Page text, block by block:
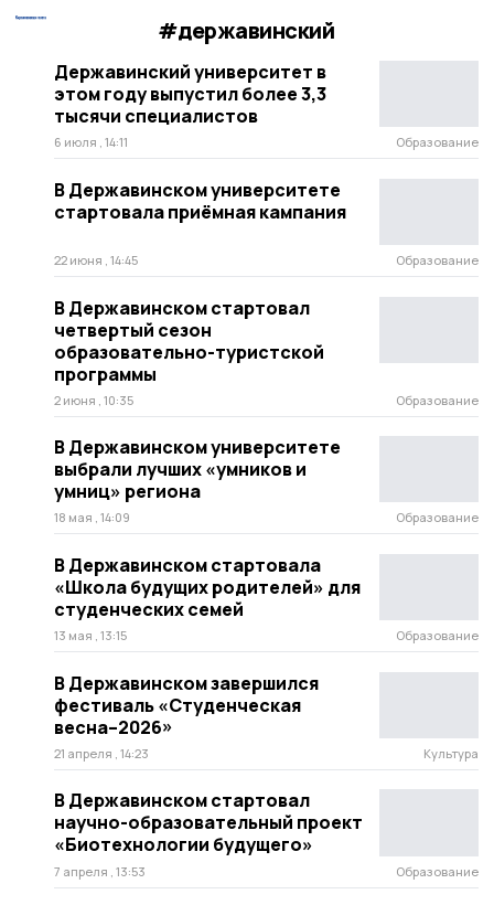
#державинский
Державинский университет в
этом году выпустил более 3,3
тысячи специалистов
6 июля , 14:11 Образование
В Державинском университете
стартовала приёмная кампания
22 июня , 14:45 Образование
В Державинском стартовал
четвертый сезон
образовательно-туристской
программы
2 июня , 10:35 Образование
В Державинском университете
выбрали лучших «умников и
умниц» региона
18 мая , 14:09 Образование
В Державинском стартовала
«Школа будущих родителей» для
студенческих семей
13 мая , 13:15 Образование
В Державинском завершился
фестиваль «Студенческая
весна–2026»
21 апреля , 14:23 Культура
В Державинском стартовал
научно-образовательный проект
«Биотехнологии будущего»
7 апреля , 13:53 Образование